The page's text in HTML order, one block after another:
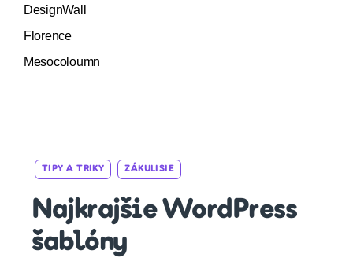
DesignWall
Florence
Mesocoloumn
Categories
TIPY A TRIKY ZÁKULISIE
Najkrajšie WordPress
šablóny